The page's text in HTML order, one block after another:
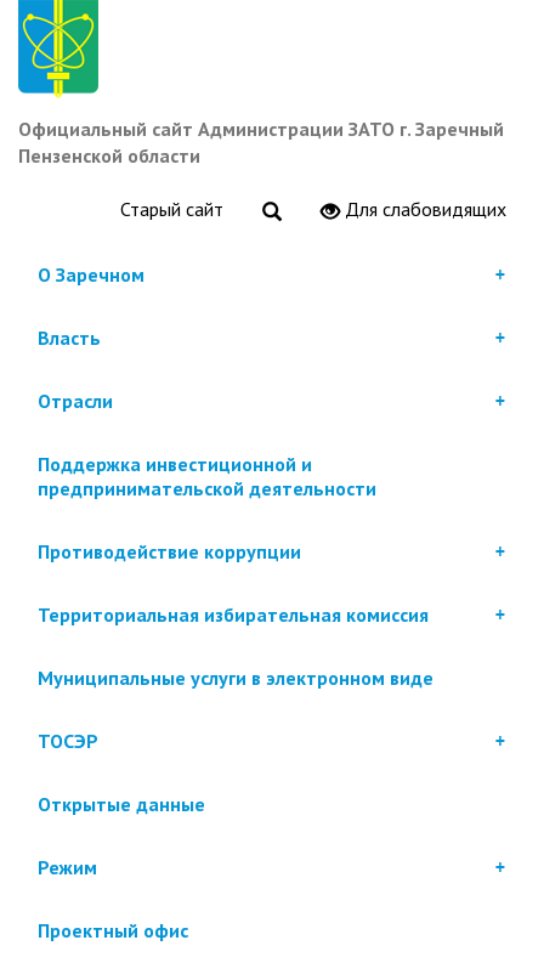
Перейти
основному
содержанию
Официальный сайт Администрации ЗАТО г. Заречный
Пензенской области
Старый сайт Для слабовидящих
О Заречном
Власть
Отрасли
Поддержка инвестиционной и
предпринимательской деятельности
Противодействие коррупции
Территориальная избирательная комиссия
Муниципальные услуги в электронном виде
ТОСЭР
Открытые данные
Режим
Проектный офис